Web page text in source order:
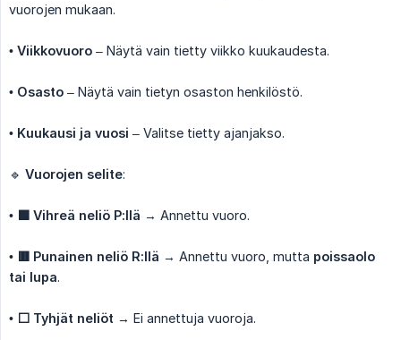
vuorojen mukaan.
• Viikkovuoro – Näytä vain tietty viikko kuukaudesta.
• Osasto – Näytä vain tietyn osaston henkilöstö.
• Kuukausi ja vuosi – Valitse tietty ajanjakso.
🔹 Vuorojen selite:
• 🟩 Vihreä neliö P:llä → Annettu vuoro.
• 🟥 Punainen neliö R:llä → Annettu vuoro, mutta poissaolo
tai lupa.
• ⬜ Tyhjät neliöt → Ei annettuja vuoroja.